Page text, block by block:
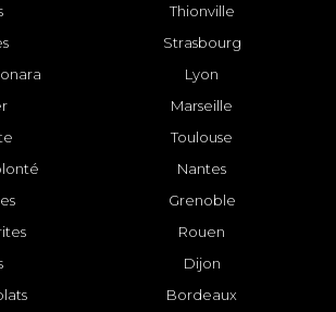
Thionville
Strasbourg
Lyon
Marseille
Toulouse
Nantes
Grenoble
Rouen
Dijon
Bordeaux